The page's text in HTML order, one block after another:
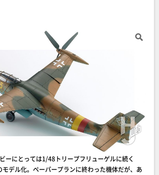
ーにとっては1/48トリープフリューゲルに続く
デル化。ペーパープランに終わった機体だが、あ